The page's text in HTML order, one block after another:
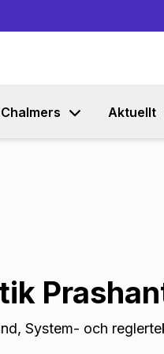
Aktuellt
, System- och